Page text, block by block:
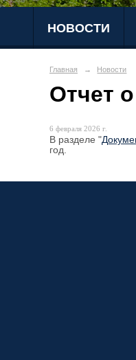
НОВОСТИ
Главная → Новости
Отчет
6 февраля 2026 г.
В разделе "
год.